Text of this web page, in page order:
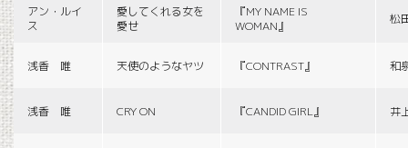
アン・ルイ
ス
愛してくれる女を
愛せ
『MY NAME IS
WOMAN』
松
浅香 唯 天使のようなヤツ 『CONTRAST』 和
浅香 唯 CRY ON 『CANDID GIRL』 井